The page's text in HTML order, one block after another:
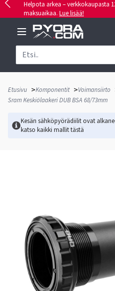
Helpota arkea – verkkokaupasta
maksuaikaa. Lue lisää!
Etusivu >Komponentit >Voimansiirto
Sram Keskiölaakeri DUB BSA 68/73mm
Kesän sähköpyörädiilit ovat
katso kaikki mallittästä